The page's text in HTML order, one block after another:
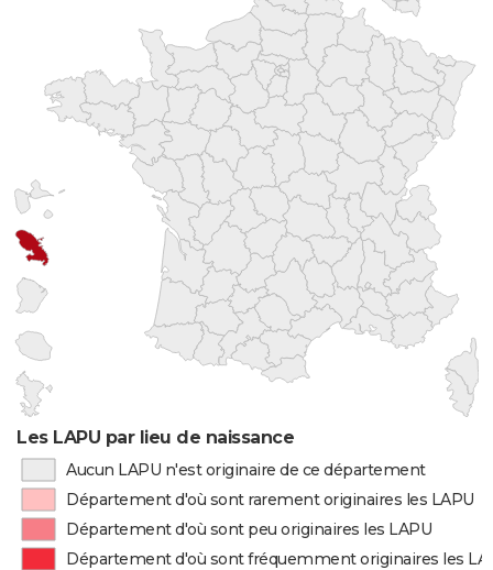
Les LAPU par lieu de naissance
Aucun LAPU n'est originaire de ce département
Département d'où sont rarement originaires les LAPU
Département d'où sont peu originaires les LAPU
Département d'où sont fréquemment originaires les